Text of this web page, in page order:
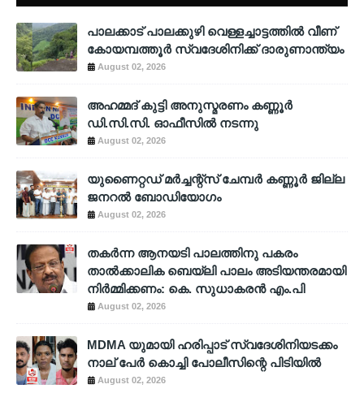
പാലക്കാട് പാലക്കുഴി വെള്ളച്ചാട്ടത്തില്‍ വീണ്
കോയമ്പത്തൂര്‍ സ്വദേശിനിക്ക് ദാരുണാന്ത്യം
August 02, 2026
അഹമ്മദ് കുട്ടി അനുസ്മരണം കണ്ണൂർ
ഡി.സി.സി. ഓഫീസിൽ നടന്നു
August 02, 2026
യുണൈറ്റഡ് മർച്ചന്റ്സ് ചേമ്പർ കണ്ണൂർ ജില്ല
ജനറൽ ബോഡിയോഗം
August 02, 2026
തകർന്ന ആനയടി പാലത്തിനു പകരം
താൽക്കാലിക ബെയ്‌ലി പാലം അടിയന്തരമായി
നിർമ്മിക്കണം: കെ. സുധാകരൻ എം.പി
August 02, 2026
MDMA യുമായി ഹരിപ്പാട് സ്വദേശിനിയടക്കം
നാല് പേർ കൊച്ചി പോലീസിന്റെ പിടിയിൽ
August 02, 2026